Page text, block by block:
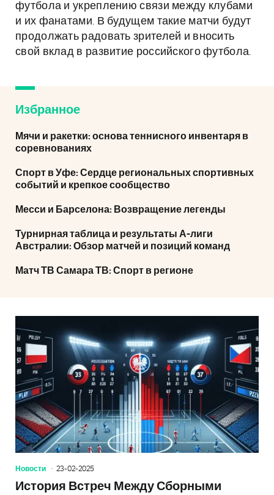
футбола и укреплению связи между клубами
и их фанатами. В будущем такие матчи будут
продолжать радовать зрителей и вносить
свой вклад в развитие российского футбола.
Избранное
Мячи и ракетки: основа теннисного инвентаря в
соревнованиях
Спорт в Уфе: Сердце региональных спортивных
событий и крепкое сообщество
Месси и Барселона: Возвращение легенды
Турнирная таблица и результаты А-лиги
Австралии: Обзор матчей и позиций команд
Матч ТВ Самара ТВ: Спорт в регионе
Новости 23-02-2025
История Встреч Между Сборными